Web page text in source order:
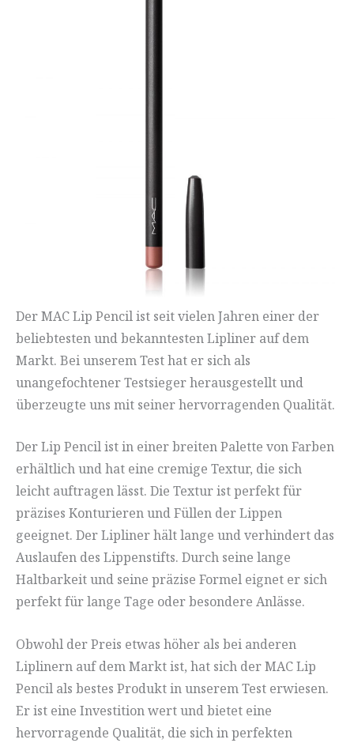
Der MAC Lip Pencil ist seit vielen Jahren einer der
beliebtesten und bekanntesten Lipliner auf dem
Markt. Bei unserem Test hat er sich als
unangefochtener Testsieger herausgestellt und
überzeugte uns mit seiner hervorragenden Qualität.
Der Lip Pencil ist in einer breiten Palette von Farben
erhältlich und hat eine cremige Textur, die sich
leicht auftragen lässt. Die Textur ist perfekt für
präzises Konturieren und Füllen der Lippen
geeignet. Der Lipliner hält lange und verhindert das
Auslaufen des Lippenstifts. Durch seine lange
Haltbarkeit und seine präzise Formel eignet er sich
perfekt für lange Tage oder besondere Anlässe.
Obwohl der Preis etwas höher als bei anderen
Liplinern auf dem Markt ist, hat sich der MAC Lip
Pencil als bestes Produkt in unserem Test erwiesen.
Er ist eine Investition wert und bietet eine
hervorragende Qualität, die sich in perfekten